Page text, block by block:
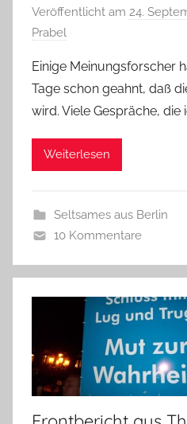
Veröffentlicht am 24.
Prabel
Einige Meinungsforscher
Tage schon geahnt, daß
wird. Viele Gespräche, die
Weiterlesen
Seltsames aus Berlin
10 Kommentare